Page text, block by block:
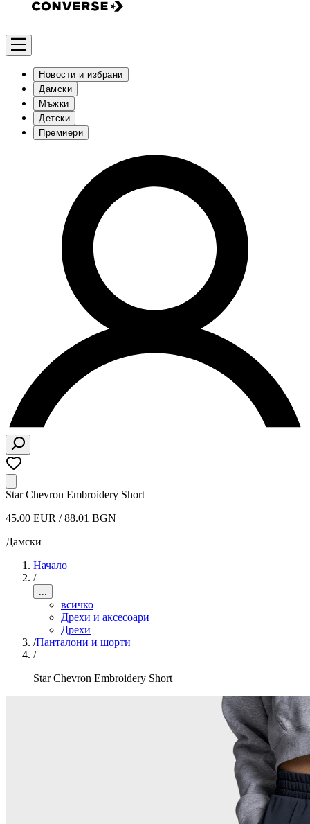
Новости и избрани
Дамски
Мъжки
Детски
Премиери
Star Chevron Embroidery Short
45.00 EUR / 88.01 BGN
Дамски
Начало
/
...
всичко
Дрехи и аксесоари
Дрехи
/Панталони и шорти
/
Star Chevron Embroidery Short